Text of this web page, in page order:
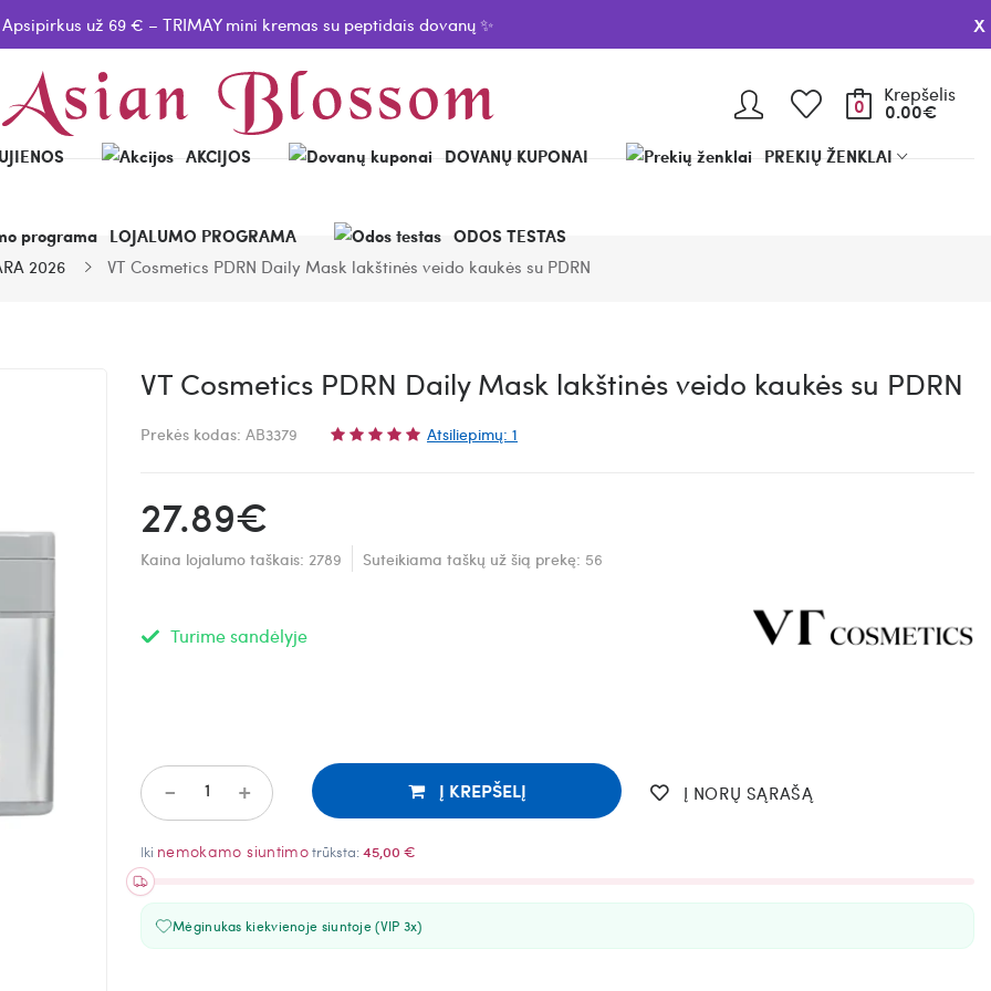
Apsipirkus už 69 € – TRIMAY mini kremas su peptidais dovanų ✨ x
0 0.00€
Krepšelis
AKCIJOS DOVANŲ KUPONAI PREKIŲ ŽENKLAI
LOJALUMO PROGRAMA
ODOS TESTAS
2026
VT Cosmetics PDRN Daily Mask lakštinės veido kaukės su PDRN
VT Cosmetics PDRN Daily Mask lakštinės veido kaukės su PDRN
Prekės kodas: AB3379 Atsiliepimų: 1
27.89€
Kaina lojalumo taškais: 2789 Suteikiama taškų už šią prekę: 56
Turime sandėlyje
+
- Į KREPŠELĮ Į NORŲ SĄRAŠĄ
Iki nemokamo siuntimotrūksta:45,00 €
Mėginukas kiekvienoje siuntoje (VIP 3x)